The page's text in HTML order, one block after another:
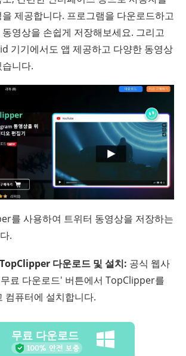
제공합니다. 프로그램을 다운로드하고
영상을 손쉽게 저장해보세요. 그리고
기기에서도 앱 제공하고 다양한 동영상
니다.
를 사용하여 트위터 동영상을 저장하는
.
다운로드 및 설치: 공식 웹사
료 다운로드' 버튼에서 TopClipper를
컴퓨터에 설치합니다.
무료 다운로드